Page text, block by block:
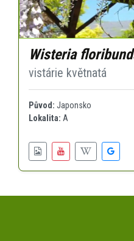
Wisteria
vistárie květnatá
Původ: Japonsko
Lokalita: A